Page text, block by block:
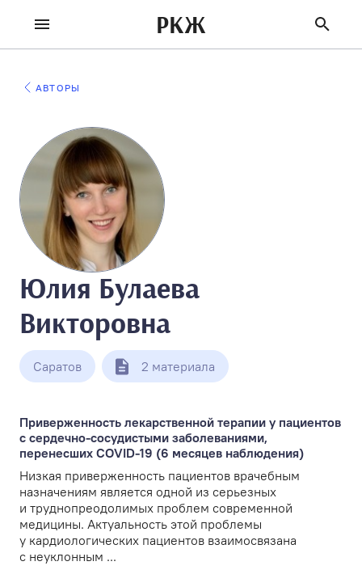
РКЖ
АВТОРЫ
Юлия Булаева
Викторовна
Саратов 2 материала
Приверженность лекарственной терапии у пациентов
с сердечно-сосудистыми заболеваниями,
перенесших COVID-19 (6 месяцев наблюдения)
Низкая приверженность пациентов врачебным
назначениям является одной из серьезных
и труднопреодолимых проблем современной
медицины. Актуальность этой проблемы
у кардиологических пациентов взаимосвязана
с неуклонным ...